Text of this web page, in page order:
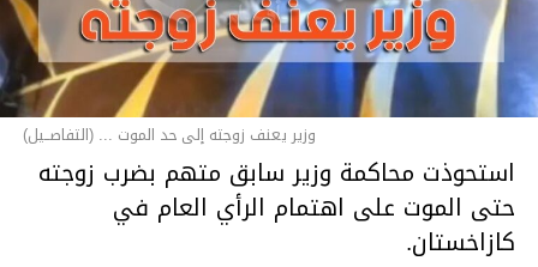
وزير يعنف زوجته إلى حد الموت ... (التفاصــيل)
استحوذت محاكمة وزير سابق متهم بضرب زوجته
حتى الموت على اهتمام الرأي العام في
كازاخستان.